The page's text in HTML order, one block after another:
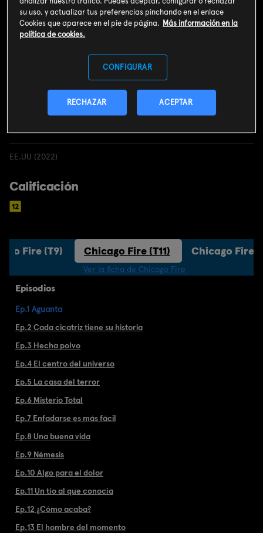
Kidd y Severide ven interrumpida su luna de miel por un
peligroso conocido de su pasado.
Acción
EE.UU (2022)
Calificación
Fire (T9) Chicago Fire (T11) Chicago Fire
Ver la ficha de Chicago Fire
Episodios
Ep.1 Aguanta
Ep.2 Cada cicatriz tiene su historia
Ep.3 Hecha polvo
Ep.4 El centro del universo
Ep.5 La casa del terror
Ep.6 Misterio Total
Ep.7 Enfadarse es más fácil
Ep.8 Una buena vida
Ep.9 Némesis
Ep.10 Algo para el dolor
Ep.11 Un tío al que conocía
Ep.12 ¿Cómo acaba?
Ep.13 El hombre del momento
su uso, y actualizar tus preferencias pinchando en el enlace
Cookies que aparece en el pie de página. Más información en la
política de cookies.
CONFIGURAR
RECHAZAR ACEPTAR